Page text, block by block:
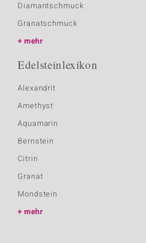
Diamantschmuck
Granatschmuck
mehr
Edelsteinlexikon
Alexandrit
Amethyst
Aquamarin
Bernstein
Citrin
Granat
Mondstein
mehr